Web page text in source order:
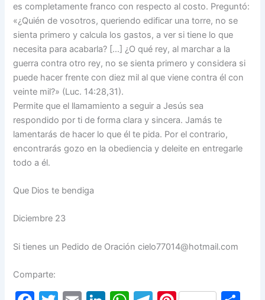
es completamente franco con respecto al costo. Preguntó:
«¿Quién de vosotros, queriendo edificar una torre, no se
sienta primero y calcula los gastos, a ver si tiene lo que
necesita para acabarla? […] ¿O qué rey, al marchar a la
guerra contra otro rey, no se sienta primero y considera si
puede hacer frente con diez mil al que viene contra él con
veinte mil?» (Luc. 14:28,31).
Permite que el llamamiento a seguir a Jesús sea
respondido por ti de forma clara y sincera. Jamás te
lamentarás de hacer lo que él te pida. Por el contrario,
encontrarás gozo en la obediencia y deleite en entregarle
todo a él.
Que Dios te bendiga
Diciembre 23
Si tienes un Pedido de Oración cielo77014@hotmail.com
Comparte: